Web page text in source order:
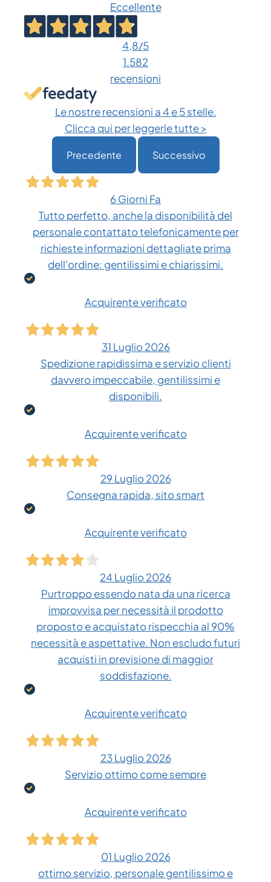
Le
opzioni
scelte
prodotto
Eccellente
4,8/5
1.582
recensioni
Le nostre recensioni a 4 e 5 stelle.
Clicca qui per leggerle tutte >
Precedente Successivo
6 Giorni Fa
Tutto perfetto, anche la disponibilità del
personale contattato telefonicamente per
richieste informazioni dettagliate prima
dell'ordine: gentilissimi e chiarissimi.
Acquirente verificato
31 Luglio 2026
Spedizione rapidissima e servizio clienti
davvero impeccabile, gentilissimi e
disponibili.
Acquirente verificato
29 Luglio 2026
Consegna rapida, sito smart
Acquirente verificato
24 Luglio 2026
Purtroppo essendo nata da una ricerca
improvvisa per necessità il prodotto
proposto e acquistato rispecchia al 90%
necessità e aspettative. Non escludo futuri
acquisti in previsione di maggior
soddisfazione.
Acquirente verificato
23 Luglio 2026
Servizio ottimo come sempre
Acquirente verificato
01 Luglio 2026
ottimo servizio, personale gentilissimo e